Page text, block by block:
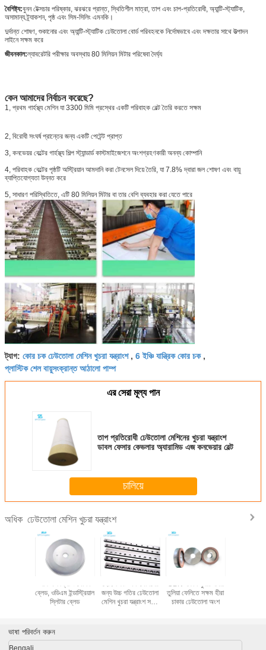
বৈশিষ্ট্য:বুনন টেক্সচার পরিষ্কার, ঝরঝরে প্রান্ত, স্থিতিশীল মাত্রা, তাপ এবং চাপ-প্রতিরোধী, অ্যান্টি-স্ট্যাটিক,
অসামান্য ট্র্যাকশন, পৃষ্ঠ এবং সিম-সিলিং এমনকি।
দুর্দান্ত শোষণ, শুকানোর এবং অ্যান্টি-স্ট্যাটিক ঢেউতোলা বোর্ড পরিবহনকে নির্দোষভাবে এবং দক্ষতার সাথে উত্পাদন
লাইনে সক্ষম করে
জীবনকাল:ল্যাবরেটরি পরীক্ষার অবস্থায় 80 মিলিয়ন মিটার পরিষেবা দৈর্ঘ্য
কেন আমাদের নির্বাচন করেছে?
1, প্রথম গার্হস্থ্য মেশিন যা 3300 মিমি প্রস্থের একটি পরিবাহক বেল্ট তৈরি করতে সক্ষম
2, বিরোধী সংঘর্ষ প্রান্তের জন্য একটি পেটেন্ট প্রাপ্ত
3, কনভেয়র বেল্টের গার্হস্থ্য শিল্প স্ট্যান্ডার্ড কাস্টমাইজেশনে অংশগ্রহণকারী অনন্য কোম্পানি
4, পরিবাহক বেল্টের পৃষ্ঠটি অস্ট্রিয়ান আমদানি করা টেনসেল দিয়ে তৈরি, যা 7.8% দ্বারা জল শোষণ এবং বায়ু
ব্যাপ্তিযোগ্যতা উন্নত করে
5, সাধারণ পরিস্থিতিতে, এটি 80 মিলিয়ন মিটার বা তার বেশি ব্যবহার করা যেতে পারে
ট্যাগ: কোর চক ঢেউতোলা মেশিন খুচরা যন্ত্রাংশ, 6 ইঞ্চি যান্ত্রিক কোর চক,
প্লাস্টিক শেল বায়ুসংক্রান্ত আঠালো পাম্প
এর সেরা মূল্য পান
তাপ প্রতিরোধী ঢেউতোলা মেশিনের খুচরা যন্ত্রাংশ
ডাবল ফেসার কেভলার অ্যারামিড এজ কনভেয়ার বেল্ট
চালিয়ে
অধিক ঢেউতোলা মেশিন খুচরা যন্ত্রাংশ
ব্লেড, ওডিএম ইন্ডাস্ট্রিয়াল
স্লিটার ব্লেড
জন্য উচ্চ গতির ঢেউতোলা
মেশিন খুচরা যন্ত্রাংশ সর্পিল
তুলিয়া ফেলিতে সক্ষম হীরা
চাকার ঢেউতোলা অংশ
ভাষা পরিবর্তন করুন
Bengali